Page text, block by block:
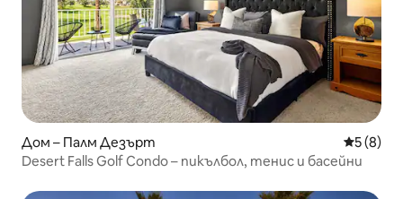
Дом – Палм Дезърт Средна
5 (8)
Desert Falls Golf Condo – пикълбол, тенис и басейни